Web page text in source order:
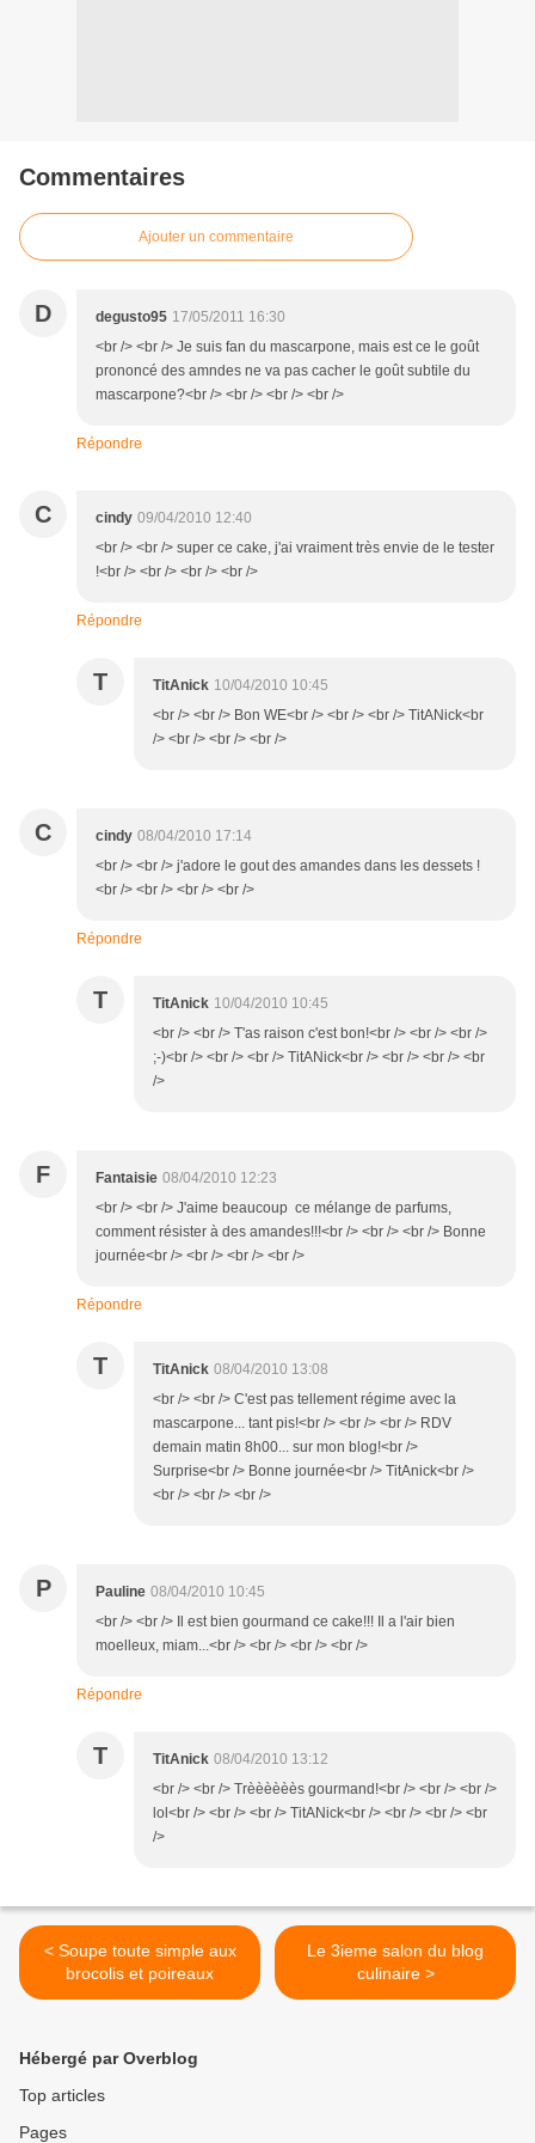
Commentaires
Ajouter un commentaire
D degusto95 17/05/2011 16:30
<br /> <br /> Je suis fan du mascarpone, mais est ce le goût
prononcé des amndes ne va pas cacher le goût subtile du
mascarpone?<br /> <br /> <br /> <br />
Répondre
C cindy 09/04/2010 12:40
<br /> <br /> super ce cake, j'ai vraiment très envie de le tester
!<br /> <br /> <br /> <br />
Répondre
T TitAnick 10/04/2010 10:45
<br /> <br /> Bon WE<br /> <br /> <br /> TitANick<br
/> <br /> <br /> <br />
C cindy 08/04/2010 17:14
<br /> <br /> j'adore le gout des amandes dans les dessets !
<br /> <br /> <br /> <br />
Répondre
T TitAnick 10/04/2010 10:45
<br /> <br /> T'as raison c'est bon!<br /> <br /> <br />
;-)<br /> <br /> <br /> TitANick<br /> <br /> <br /> <br
/>
F Fantaisie 08/04/2010 12:23
<br /> <br /> J'aime beaucoup ce mélange de parfums,
comment résister à des amandes!!!<br /> <br /> <br /> Bonne
journée<br /> <br /> <br /> <br />
Répondre
T TitAnick 08/04/2010 13:08
<br /> <br /> C'est pas tellement régime avec la
mascarpone... tant pis!<br /> <br /> <br /> RDV
demain matin 8h00... sur mon blog!<br />
Surprise<br /> Bonne journée<br /> TitAnick<br />
<br /> <br /> <br />
P Pauline 08/04/2010 10:45
<br /> <br /> Il est bien gourmand ce cake!!! Il a l'air bien
moelleux, miam...<br /> <br /> <br /> <br />
Répondre
T TitAnick 08/04/2010 13:12
<br /> <br /> Trèèèèèès gourmand!<br /> <br /> <br />
lol<br /> <br /> <br /> TitANick<br /> <br /> <br /> <br
/>
< Soupe toute simple aux
brocolis et poireaux
Le 3ieme salon du blog
culinaire >
Hébergé par Overblog
Top articles
Pages